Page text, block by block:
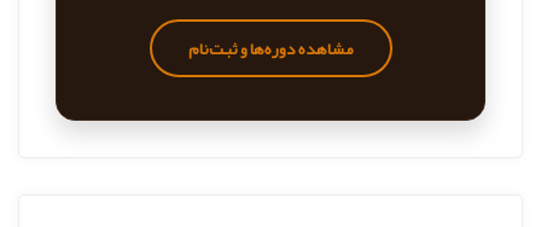
مشاهده دوره‌ها و ثبت‌نام